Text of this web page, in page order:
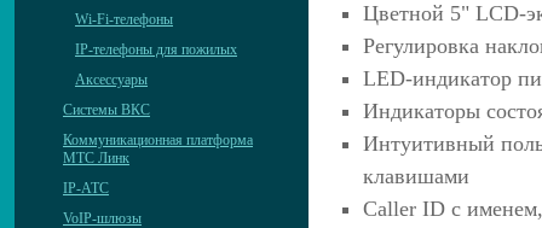
Wi-Fi-телефоны
IP-телефоны для пожилых
Аксессуары
Системы ВКС
Коммуникационная платформа
МТС Линк
IP-АТС
VoIP-шлюзы
Цветной 5" LCD-
Регулировка
LED-индикатор
Индикаторы
Интуитивный
клавишами
Caller ID с